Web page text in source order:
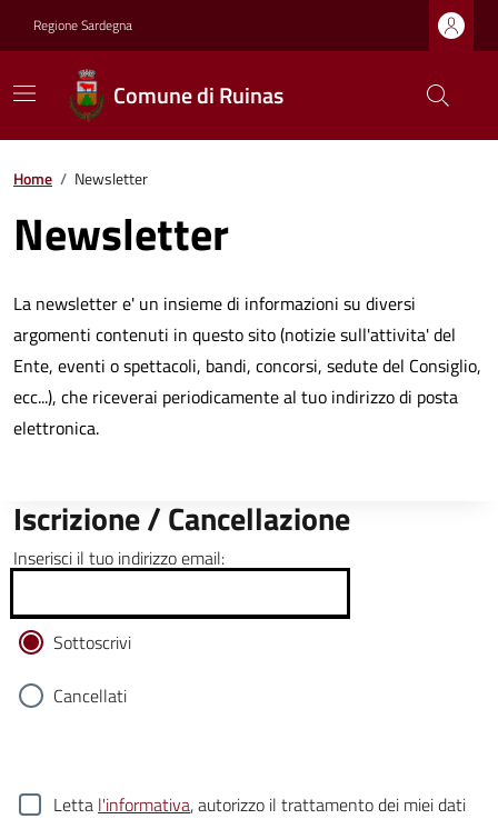
Regione Sardegna
Comune di Ruinas
Home / Newsletter
Newsletter
La newsletter e' un insieme di informazioni su diversi
argomenti contenuti in questo sito (notizie sull'attivita' del
Ente, eventi o spettacoli, bandi, concorsi, sedute del Consiglio,
ecc...), che riceverai periodicamente al tuo indirizzo di posta
elettronica.
Iscrizione / Cancellazione
Inserisci il tuo indirizzo email:
Sottoscrivi
Cancellati
Letta l'informativa, autorizzo il trattamento dei miei dati